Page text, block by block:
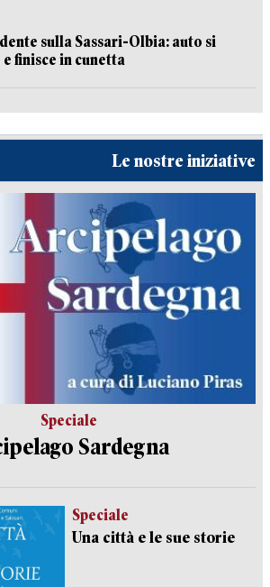
sulla Sassari-Olbia: auto si
finisce in cunetta
Le nostre iniziative
Speciale
Sardegna
Speciale
Una città e le sue storie